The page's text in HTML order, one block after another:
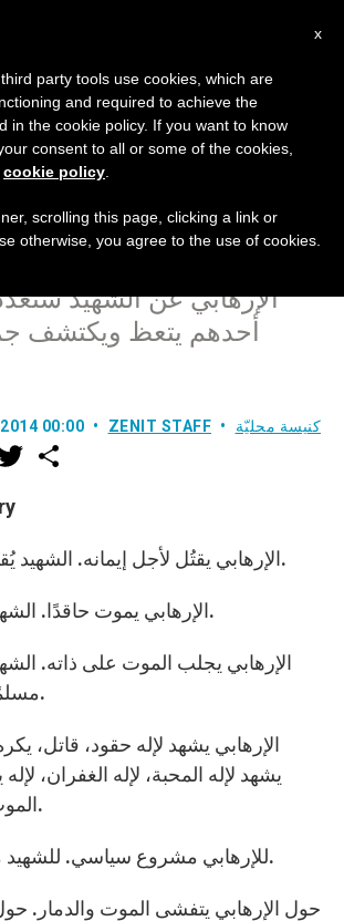
سبعة فوارق بين
يسمون الإرهابيين
الإرهابي عن الشهيد
أحدهم يتعظ ويكتشف
00:00 ZENIT STAFF كنيسة محليّة
w
– الإرهابي يقتُل لأجل إيمانه. الشهيد يُقتَل لأجل إيمانه.
– الإرهابي يموت حاقدًا. الشهيد يموت غافرًا.
مسلمًا ذاته في يد ربه.
يشهد لإله المحبة، لإله الغفران،
الموت، موت الصليب.
– للإرهابي مشروع سياسي. للشهيد مشروع روحي.
x
party tools use cookies, which are
and required to achieve the
in the cookie policy. If you want to know
consent to all or some of the cookies,
cookie policy
scrolling this page, clicking a link or
otherwise, you agree to the use of cookies.